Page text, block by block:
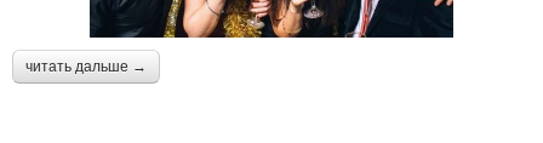
читать дальше →